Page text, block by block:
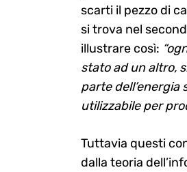
scarti il pezzo di
si trova nel
illustrare così:
stato ad un altro,
parte
utilizzabile per
Tuttavia questi
dalla teoria